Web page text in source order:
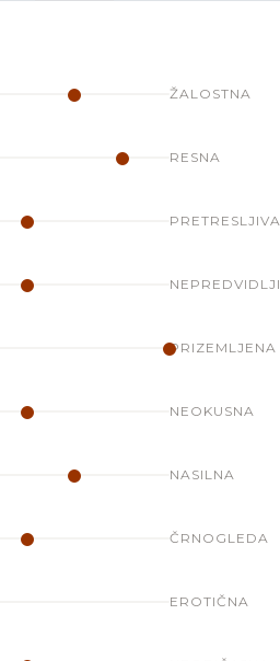
ŽALOSTNA
RESNA
PRETRESLJIVA
PRIZEMLJENA
NEOKUSNA
NASILNA
ČRNOGLEDA
EROTIČNA